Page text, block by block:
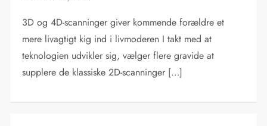
3D og 4D-scanninger giver kommende forældre et
mere livagtigt kig ind i livmoderen I takt med at
teknologien udvikler sig, vælger flere gravide at
supplere de klassiske 2D-scanninger […]